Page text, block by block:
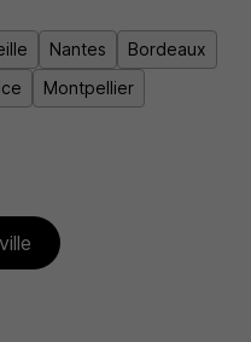
Nantes
Bordeaux
Montpellier